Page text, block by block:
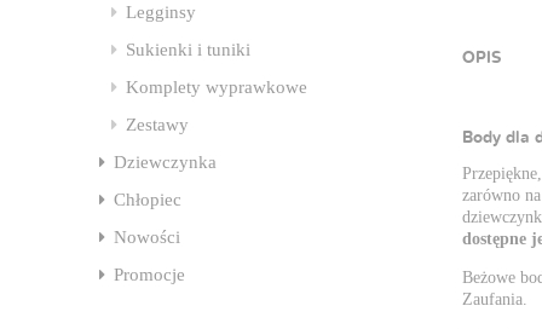
Legginsy
Sukienki i tuniki
Komplety wyprawkowe
Zestawy
Dziewczynka
Chłopiec
Nowości
Promocje
OPIS
Body dla
Przepiękne,
zarówno
dostępne
Beżowe
Zaufania.